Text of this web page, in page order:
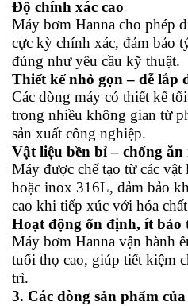
Độ chính xác cao
Máy bơm Hanna cho phép
cực kỳ chính xác, đảm bảo
đúng như yêu cầu kỹ thuật.
Thiết kế nhỏ gọn – dễ lắp
Các dòng máy có thiết kế
trong nhiều không gian từ
sản xuất công nghiệp.
Vật liệu bền bỉ – chống ăn
Máy được chế tạo từ các
hoặc inox 316L, đảm bảo
cao khi tiếp xúc với hóa
Hoạt động ổn định, ít bảo
Máy bơm Hanna vận hành
tuổi thọ cao, giúp tiết kiệm
trì.
3. Các dòng sản phẩm